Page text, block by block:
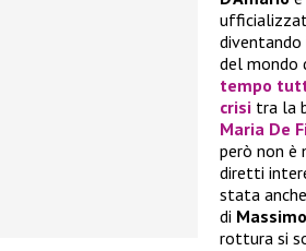
diventando
del mondo
tempo
crisi tra la
Maria De
però non è
diretti
stata
di Massimo
rottura si